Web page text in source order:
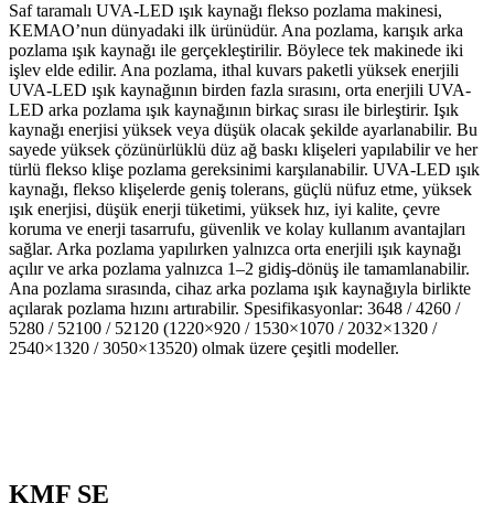
Saf taramalı UVA-LED ışık kaynağı flekso pozlama makinesi,
KEMAO’nun dünyadaki ilk ürünüdür. Ana pozlama, karışık arka
pozlama ışık kaynağı ile gerçekleştirilir. Böylece tek makinede iki
işlev elde edilir. Ana pozlama, ithal kuvars paketli yüksek enerjili
UVA-LED ışık kaynağının birden fazla sırasını, orta enerjili UVA-
LED arka pozlama ışık kaynağının birkaç sırası ile birleştirir. Işık
kaynağı enerjisi yüksek veya düşük olacak şekilde ayarlanabilir. Bu
sayede yüksek çözünürlüklü düz ağ baskı klişeleri yapılabilir ve her
türlü flekso klişe pozlama gereksinimi karşılanabilir. UVA-LED ışık
kaynağı, flekso klişelerde geniş tolerans, güçlü nüfuz etme, yüksek
ışık enerjisi, düşük enerji tüketimi, yüksek hız, iyi kalite, çevre
koruma ve enerji tasarrufu, güvenlik ve kolay kullanım avantajları
sağlar. Arka pozlama yapılırken yalnızca orta enerjili ışık kaynağı
açılır ve arka pozlama yalnızca 1–2 gidiş-dönüş ile tamamlanabilir.
Ana pozlama sırasında, cihaz arka pozlama ışık kaynağıyla birlikte
açılarak pozlama hızını artırabilir. Spesifikasyonlar: 3648 / 4260 /
5280 / 52100 / 52120 (1220×920 / 1530×1070 / 2032×1320 /
2540×1320 / 3050×13520) olmak üzere çeşitli modeller.
KMF SE